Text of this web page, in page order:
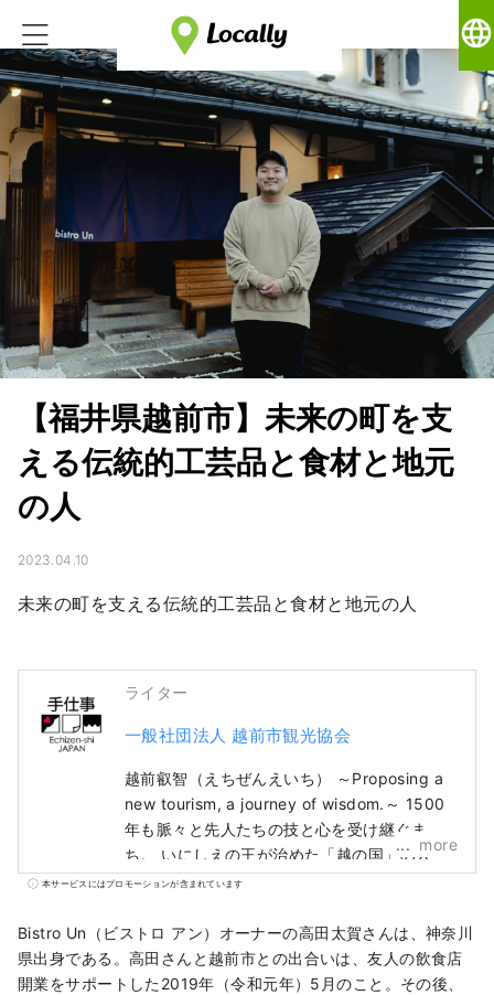
language
【福井県越前市】未来の町を支
える伝統的工芸品と食材と地元
の人
2023.04.10
未来の町を支える伝統的工芸品と食材と地元の人
ライター
一般社団法人 越前市観光協会
越前叡智（えちぜんえいち） ～Proposing a
new tourism, a journey of wisdom.～ 1500
年も脈々と先人たちの技と心を受け継ぐま
ち。 いにしえの王が治めた「越の国」の入
口、越前。 かつて日本海の向こうから最先端
いものづくりの起源となった、叡智の集積
地。 土地の自然と共生する伝統的な産業やこ
こでくらす人々の中に、人類が次の1000年へ
more
本サービスにはプロモーションが含まれています
Bistro Un（ビストロ アン）オーナーの高田太賀さんは、神奈川
県出身である。高田さんと越前市との出合いは、友人の飲食店
開業をサポートした2019年（令和元年）5月のこと。その後、